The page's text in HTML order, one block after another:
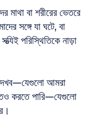
মাথা বা শরীরের ভেতরে
সঙ্গে যা ঘটে, বা
পরিস্থিতিকে নাড়া
আমরা
করতে পারি—যেগুলো